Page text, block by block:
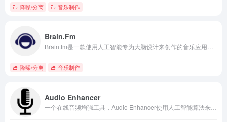
降噪/分离 音乐制作
Brain.Fm
降噪/分离 音乐制作
Audio Enhancer